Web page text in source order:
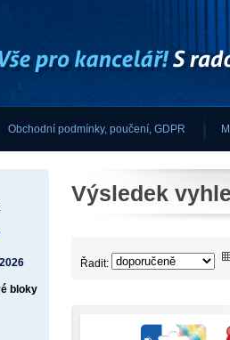
Výsledek
Řadit:
bloky
Obchodní podmínky, poučení, GDPR